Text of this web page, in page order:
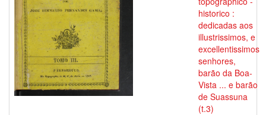
historico :
dedicadas aos
illustrissimos, e
excellentissimos
senhores,
barão da Boa-
Vista ... e barão
de Suassuna
(t.3)